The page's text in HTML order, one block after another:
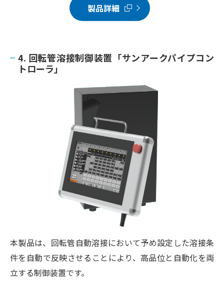
製品詳細
4. 回転管溶接制御装置「サンアークパイプコン
トローラ」
本製品は、回転管自動溶接において予め設定した溶接条
件を自動で反映させることにより、高品位と自動化を両
立する制御装置です。